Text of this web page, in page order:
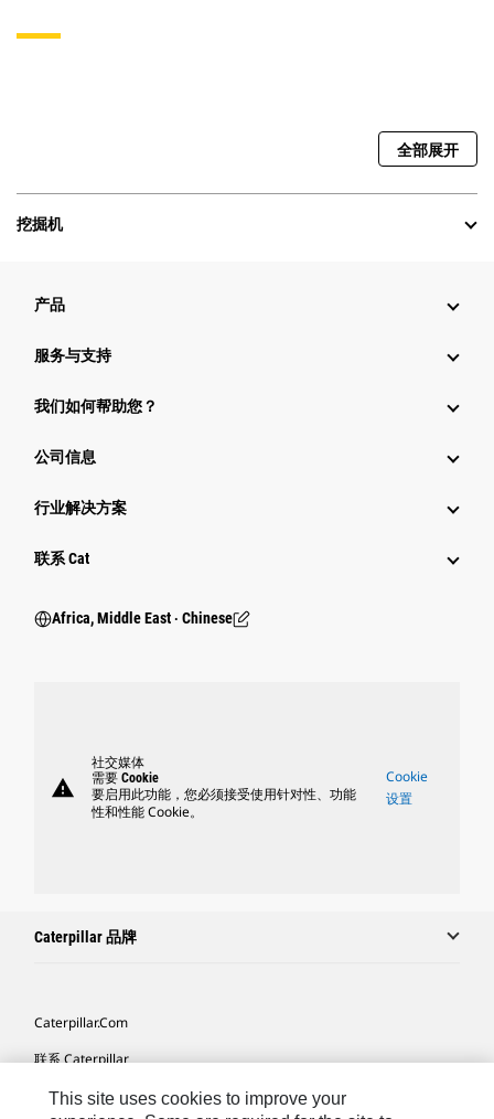
全部展开
挖掘机
产品
服务与支持
我们如何帮助您？
公司信息
行业解决方案
行业
联系 Cat
Africa, Middle East ‧ Chinese
warning
社交媒体
需要 Cookie
要启用此功能，您必须接受使用针对性、功能
性和性能 Cookie。
Cookie
设置
Caterpillar 品牌
Caterpillar.com
联系 Caterpillar
我的营销首选项
This site uses cookies to improve your